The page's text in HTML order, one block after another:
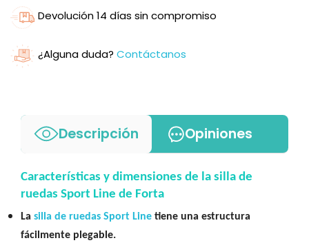
Devolución 14 días sin compromiso
¿Alguna duda? Contáctanos
Descripción Opiniones
Características y dimensiones de la silla de
ruedas Sport Line de Forta
La silla de ruedas Sport Line tiene una estructura
fácilmente plegable.